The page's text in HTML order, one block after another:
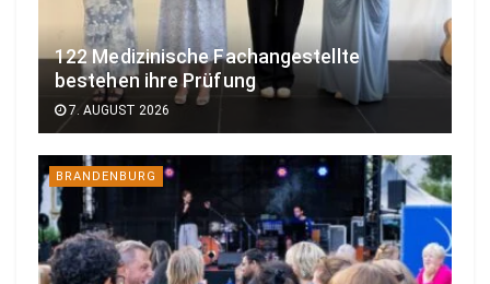
122 Medizinische Fachangestellte
bestehen ihre Prüfung
7. AUGUST 2026
BRANDENBURG